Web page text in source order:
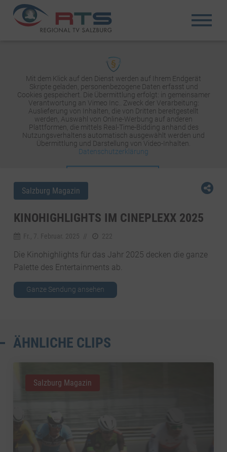
Mit dem Klick auf den Dienst werden auf Ihrem Endgerät
Skripte geladen, personenbezogene Daten erfasst und
Cookies gespeichert. Die Übermittlung erfolgt: in gemeinsamer
Verantwortung an Vimeo Inc.. Zweck der Verarbeitung:
Auslieferung von Inhalten, die von Dritten bereitgestellt
werden, Auswahl von Online-Werbung auf anderen
Plattformen, die mittels Real-Time-Bidding anhand des
Nutzungsverhaltens automatisch ausgewählt werden und
Übermittlung und Darstellung von Video-Inhalten.
Datenschutzerklärung
Salzburg Magazin
KINOHIGHLIGHTS IM CINEPLEXX 2025
Fr., 7. Februar. 2025 222
Die Kinohighlights für das Jahr 2025 decken die ganze
Palette des Entertainments ab.
Ganze Sendung ansehen
ÄHNLICHE CLIPS
Salzburg Magazin